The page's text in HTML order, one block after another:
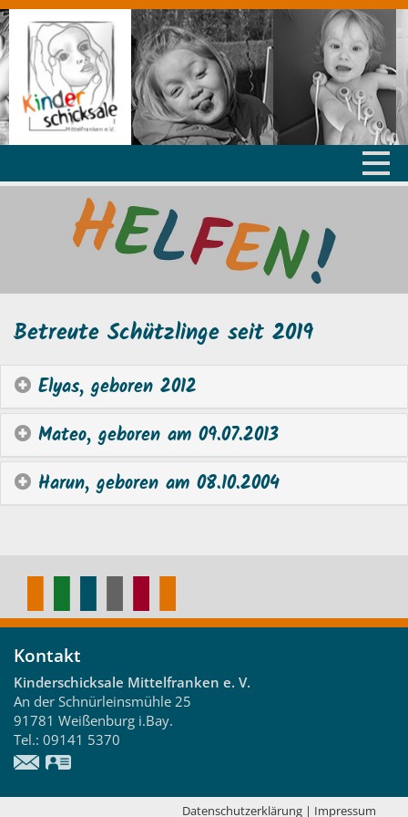
Betreute Schützlinge seit 2019
Elyas, geboren 2012
Mateo, geboren am 09.07.2013
Harun, geboren am 08.10.2004
Kontakt
Kinderschicksale Mittelfranken e. V.
An der Schnürleinsmühle 25
91781 Weißenburg i.Bay.
Tel.: 09141 5370
Datenschutzerklärung | Impressum